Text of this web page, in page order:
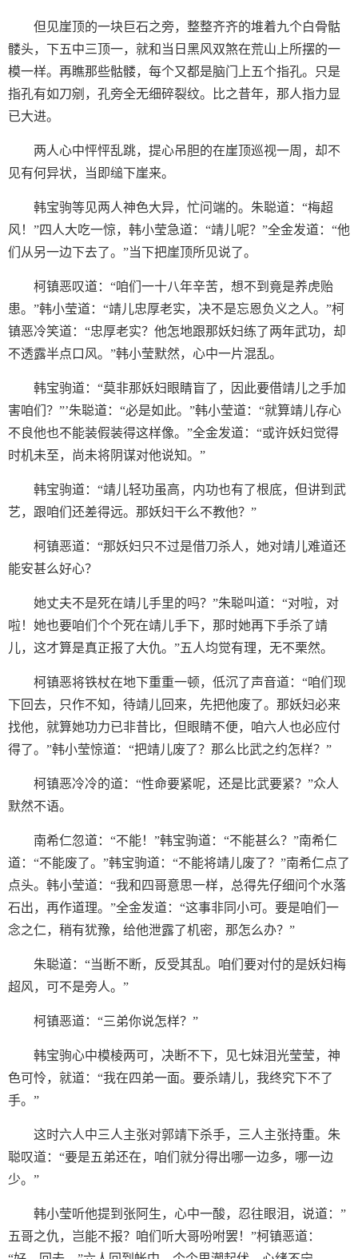
但见崖顶的一块巨石之旁，整整齐齐的堆着九个白骨骷
髅头，下五中三顶一，就和当日黑风双煞在荒山上所摆的一
模一样。再瞧那些骷髅，每个又都是脑门上五个指孔。只是
指孔有如刀剜，孔旁全无细碎裂纹。比之昔年，那人指力显
已大进。
两人心中怦怦乱跳，提心吊胆的在崖顶巡视一周，却不
见有何异状，当即缒下崖来。
韩宝驹等见两人神色大异，忙问端的。朱聪道：“梅超
风！”四人大吃一惊，韩小莹急道：“靖儿呢？”全金发道：“他
们从另一边下去了。”当下把崖顶所见说了。
柯镇恶叹道：“咱们一十八年辛苦，想不到竟是养虎贻
患。”韩小莹道：“靖儿忠厚老实，决不是忘恩负义之人。”柯
镇恶冷笑道：“忠厚老实？他怎地跟那妖妇练了两年武功，却
不透露半点口风。”韩小莹默然，心中一片混乱。
韩宝驹道：“莫非那妖妇眼睛盲了，因此要借靖儿之手加
害咱们？”’朱聪道：“必是如此。”韩小莹道：“就算靖儿存心
不良他也不能装假装得这样像。”全金发道：“或许妖妇觉得
时机未至，尚未将阴谋对他说知。”
韩宝驹道：“靖儿轻功虽高，内功也有了根底，但讲到武
艺，跟咱们还差得远。那妖妇干么不教他？”
柯镇恶道：“那妖妇只不过是借刀杀人，她对靖儿难道还
能安甚么好心？
她丈夫不是死在靖儿手里的吗？”朱聪叫道：“对啦，对
啦！她也要咱们个个死在靖儿手下，那时她再下手杀了靖
儿，这才算是真正报了大仇。”五人均觉有理，无不栗然。
柯镇恶将铁杖在地下重重一顿，低沉了声音道：“咱们现
下回去，只作不知，待靖儿回来，先把他废了。那妖妇必来
找他，就算她功力已非昔比，但眼睛不便，咱六人也必应付
得了。”韩小莹惊道：“把靖儿废了？那么比武之约怎样？”
柯镇恶冷冷的道：“性命要紧呢，还是比武要紧？”众人
默然不语。
南希仁忽道：“不能！”韩宝驹道：“不能甚么？”南希仁
道：“不能废了。”韩宝驹道：“不能将靖儿废了？”南希仁点了
点头。韩小莹道：“我和四哥意思一样，总得先仔细问个水落
石出，再作道理。”全金发道：“这事非同小可。要是咱们一
念之仁，稍有犹豫，给他泄露了机密，那怎么办？”
朱聪道：“当断不断，反受其乱。咱们要对付的是妖妇梅
超风，可不是旁人。”
柯镇恶道：“三弟你说怎样？”
韩宝驹心中模棱两可，决断不下，见七妹泪光莹莹，神
色可怜，就道：“我在四弟一面。要杀靖儿，我终究下不了
手。”
这时六人中三人主张对郭靖下杀手，三人主张持重。朱
聪叹道：“要是五弟还在，咱们就分得出哪一边多，哪一边
少。”
韩小莹听他提到张阿生，心中一酸，忍往眼泪，说道：”
五哥之仇，岂能不报？咱们听大哥吩咐罢！”柯镇恶道：